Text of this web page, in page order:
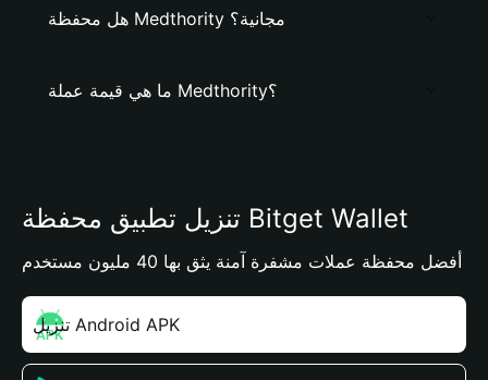
هل محفظة Medthority مجانية؟
ما هي قيمة عملة Medthority؟
تنزيل تطبيق محفظة Bitget Wallet
أفضل محفظة عملات مشفرة آمنة يثق بها 40 مليون مستخدم
تنزيل Android APK